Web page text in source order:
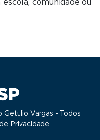
comunidade ou
Getulio Vargas - Todos
Privacidade